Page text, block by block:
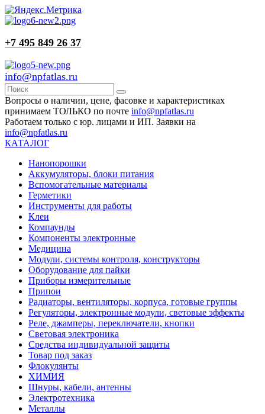
+7 495 849 26 37
info@npfatlas.ru
Вопросы о наличии, цене, фасовке и характеристиках
принимаем ТОЛЬКО по почте info@npfatlas.ru
Работаем только с юр. лицами и ИП. Заявки на
info@npfatlas.ru
КАТАЛОГ
Нанопорошки
Аккумуляторы, блоки питания
Вспомогательные материалы
Герметики
Инструменты для работы
Клеи
Компаунды
Компоненты электронные
Медицина
Модули, системы контроля, конструкторы
Оборудование для пайки
Приборы измерительные
Припои
Радиаторы, вентиляторы, корпуса, готовые группы
Регуляторы, электронные модули, световые эффекты
Реле, джамперы, переключатели, кнопки
Световая электроника
Средства индивидуальной защиты
Товар под заказ
Флокулянты
ХИМИЯ
Шнуры, кабели, антенны
Электротехника
Металлы